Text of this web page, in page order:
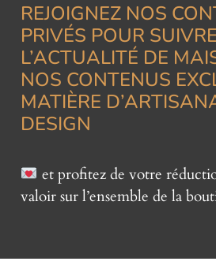
REJOIGNEZ NOS
PRIVÉS POUR
L’ACTUALITÉ DE
NOS CONTENUS
MATIÈRE
DESIGN
et profitez de votre
valoir sur l’ensemble de la